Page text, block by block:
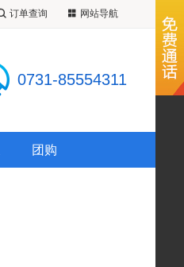
订单查询 网站导航
0731-85554311
团购